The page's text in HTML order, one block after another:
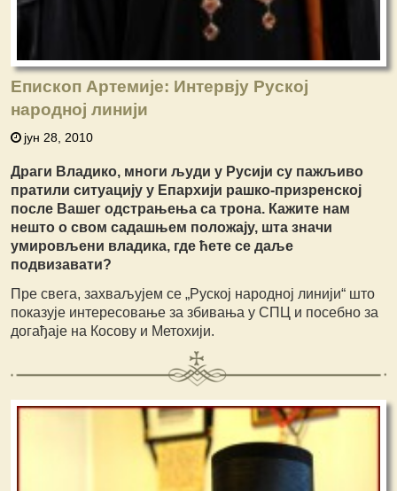
Епископ Артемије: Интервју Руској
народној линији
јун 28, 2010
Драги Владико, многи људи у Русији су пажљиво
пратили ситуацију у Епархији рашко-призренској
после Вашег одстрањења са трона. Кажите нам
нешто о свом садашњем положају, шта значи
умировљени владика, где ћете се даље
подвизавати?
Пре свега, захваљујем се „Руској народној линији“ што
показује интересовање за збивања у СПЦ и посебно за
догађаје на Косову и Метохији.